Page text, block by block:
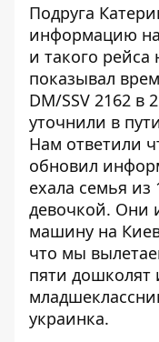
Подруга
информацию на
и такого
показывал
DM/SSV 2162
уточнили в
Нам ответили
обновил
ехала семья из
девочкой. Они
машину на
что мы
пяти дошколят
украинка.